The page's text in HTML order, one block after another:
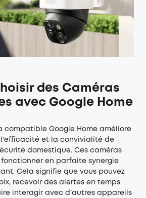
des Caméras
avec Google Home
compatible Google Home améliore
et la convivialité de
domestique. Ces caméras
en parfaite synergie
Cela signifie que vous pouvez
recevoir des alertes en temps
interagir avec d’autres appareils